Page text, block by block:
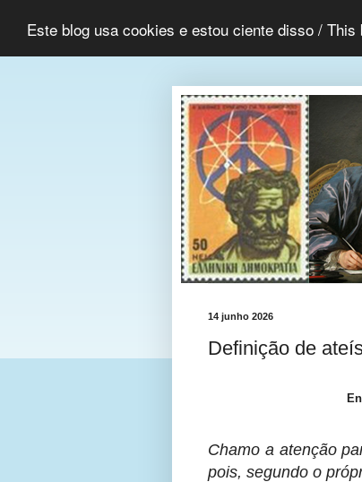
Este blog usa cookies e estou ciente disso /
14 junho 2026
Definição de
Chamo a atenção
pois, segundo o